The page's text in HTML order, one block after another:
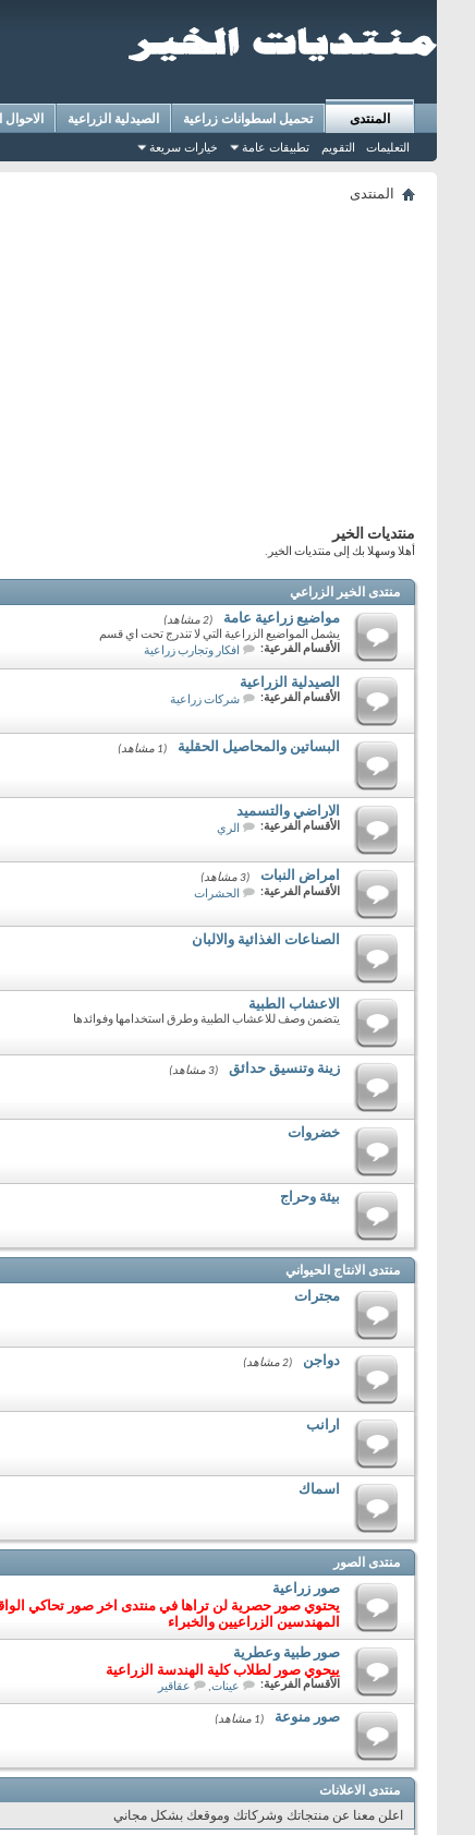
المنتدى
التعليمات التقويم تطبيقات عامة خيارات سريعة
تحميل اسطوانات زراعية الصيدلية الزراعية الاحوال
المنتدى
منتديات الخير
أهلا وسهلا بك إلى منتديات الخير.
منتدى الخير الزراعي
مواضيع زراعية عامة
(2 مشاهد)
يشمل المواضيع الزراعية التي لا تندرج تحت اي قسم
الأقسام الفرعية:
افكار وتجارب زراعية
الصيدلية الزراعية
الأقسام الفرعية: شركات زراعية
البساتين والمحاصيل الحقلية (1 مشاهد)
الاراضي والتسميد
الأقسام الفرعية: الري
امراض النبات
(3 مشاهد)
الأقسام الفرعية:
الحشرات
الصناعات الغذائية والالبان
الاعشاب الطبية
يتضمن وصف للاعشاب الطبية وطرق استخدامها وفوائدها
زينة وتنسيق حدائق (3 مشاهد)
خضروات
بيئة وحراج
منتدى الانتاج الحيواني
مجترات
دواجن (2 مشاهد)
ارانب
اسماك
منتدى الصور
صور زراعية
المهندسين الزراعيين والخبراء
صور طبية وعطرية
ييحوي صور لطلاب كلية الهندسة الزراعية
الأقسام الفرعية: عينات, عقاقير
صور منوعة (1 مشاهد)
منتدى الاعلانات
اعلن معنا عن منتجاتك وشركاتك وموقعك بشكل مجاني